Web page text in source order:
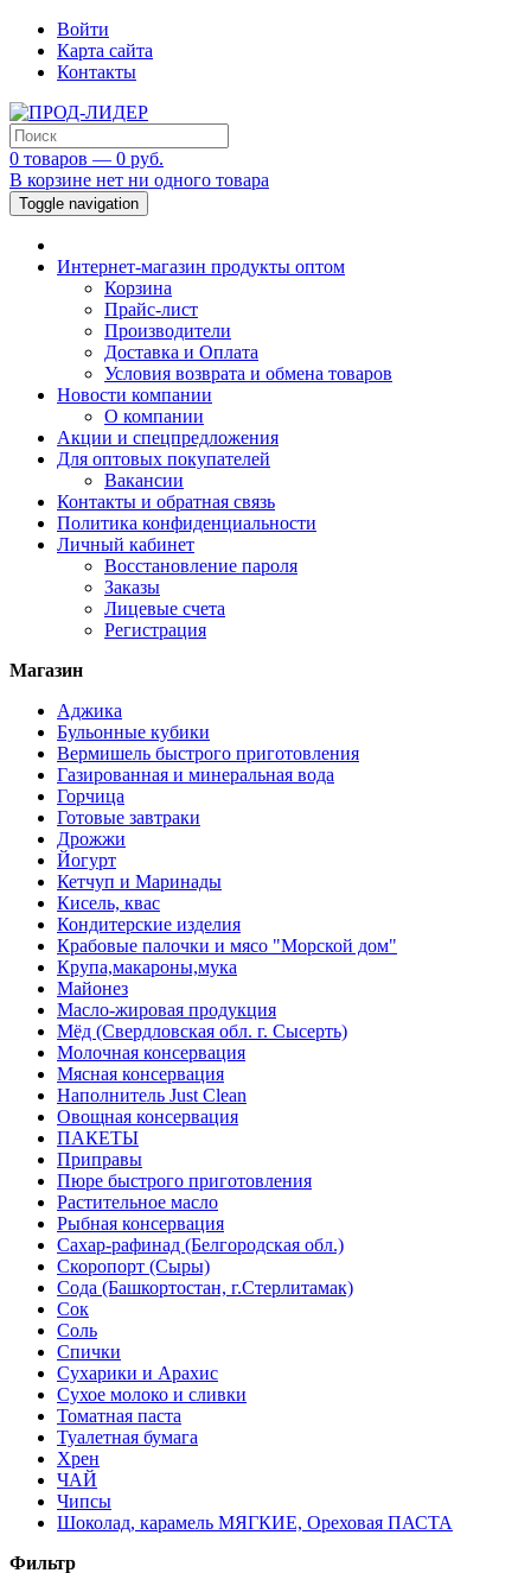
Войти
Карта сайта
Контакты
0 товаров — 0 руб.
В корзине нет ни одного товара
Toggle navigation
Интернет-магазин продукты оптом
Корзина
Прайс-лист
Производители
Доставка и Оплата
Условия возврата и обмена товаров
Новости компании
О компании
Акции и спецпредложения
Для оптовых покупателей
Вакансии
Контакты и обратная связь
Политика конфиденциальности
Личный кабинет
Восстановление пароля
Заказы
Лицевые счета
Регистрация
Магазин
Аджика
Бульонные кубики
Вермишель быстрого приготовления
Газированная и минеральная вода
Горчица
Готовые завтраки
Дрожжи
Йогурт
Кетчуп и Маринады
Кисель, квас
Кондитерские изделия
Крабовые палочки и мясо "Морской дом"
Крупа,макароны,мука
Майонез
Масло-жировая продукция
Мёд (Свердловская обл. г. Сысерть)
Молочная консервация
Мясная консервация
Наполнитель Just Clean
Овощная консервация
ПАКЕТЫ
Приправы
Пюре быстрого приготовления
Растительное масло
Рыбная консервация
Сахар-рафинад (Белгородская обл.)
Скоропорт (Сыры)
Сода (Башкортостан, г.Стерлитамак)
Сок
Соль
Спички
Сухарики и Арахис
Сухое молоко и сливки
Томатная паста
Туалетная бумага
Хрен
ЧАЙ
Чипсы
Шоколад, карамель МЯГКИЕ, Ореховая ПАСТА
Фильтр